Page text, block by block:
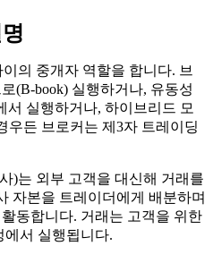
의 중개자 역할을 합니다. 브
(B-book) 실행하거나, 유동성
서 실행하거나, 하이브리드 모
우든 브로커는 제3자 트레이딩
)는 외부 고객을 대신해 거래를
자본을 트레이더에게 배분하며
활동합니다. 거래는 고객을 위한
에서 실행됩니다.